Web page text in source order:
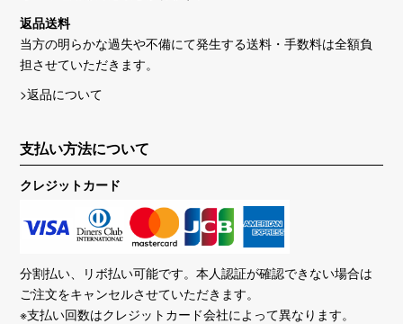
返品送料
当方の明らかな過失や不備にて発生する送料・手数料は全額負
担させていただきます。
>返品について
支払い方法について
クレジットカード
分割払い、リボ払い可能です。本人認証が確認できない場合は
ご注文をキャンセルさせていただきます。
※支払い回数はクレジットカード会社によって異なります。